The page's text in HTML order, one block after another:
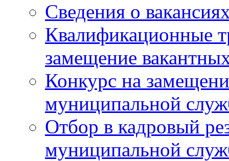
Сведения о
Квалификационные
замещение
Конкурс на
муниципальной
Отбор в кадровый
муниципальной